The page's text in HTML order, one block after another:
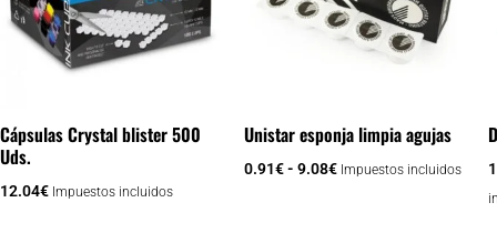
Cápsulas Crystal blister 500
Uds.
12.04€ Impuestos incluidos
variantes.
Las
pueden
en
Unistar esponja limpia agujas
0.91€- 9.08€
9.08€
Impuestos incluidos
elegir